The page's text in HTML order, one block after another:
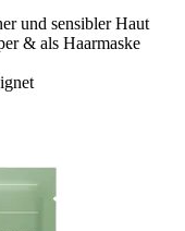
und sensibler Haut
& als Haarmaske